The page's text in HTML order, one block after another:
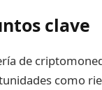
clave
de
como